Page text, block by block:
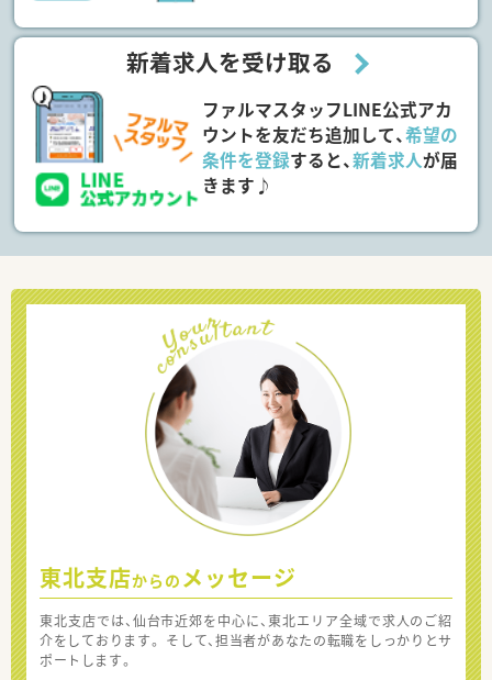
新着求人を受け取る
ファルマスタッフLINE公式アカ
ウントを友だち追加して、希望の
条件を登録すると、新着求人が届
きます♪
東北支店からの メッセージ
東北支店では、仙台市近郊を中心に、東北エリア全域で求人のご紹
介をしております。 そして、担当者があなたの転職をしっかりとサ
ポートします。